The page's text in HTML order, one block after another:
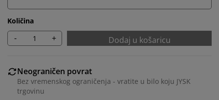
Količina
- + Dodaj u košaricu
Neograničen povrat
Bez vremenskog ograničenja - vratite u bilo koju JYSK
trgovinu